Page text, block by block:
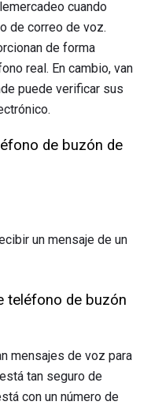
cuando
de correo de voz.
de forma
real. En cambio, van
puede verificar sus
de buzón de
un mensaje de un
teléfono de buzón
mensajes de voz para
tan seguro de
con un número de